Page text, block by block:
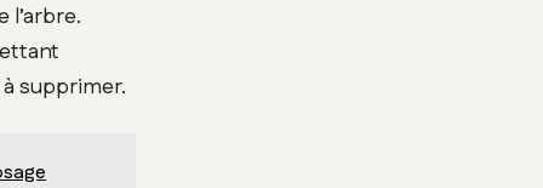
l’arbre.
à supprimer.